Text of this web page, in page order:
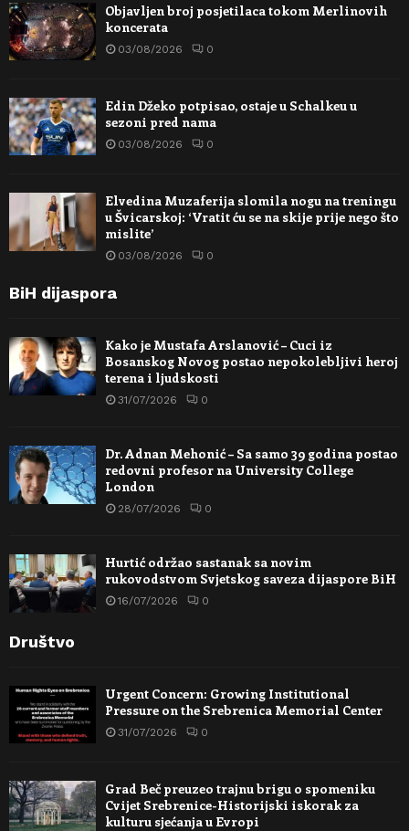
Objavljen broj posjetilaca tokom Merlinovih
koncerata
03/08/2026 0
Edin Džeko potpisao, ostaje u Schalkeu u
sezoni pred nama
03/08/2026 0
Elvedina Muzaferija slomila nogu na treningu
u Švicarskoj: ‘Vratit ću se na skije prije nego što
mislite’
03/08/2026 0
BiH dijaspora
Kako je Mustafa Arslanović – Cuci iz
Bosanskog Novog postao nepokolebljivi heroj
terena i ljudskosti
31/07/2026 0
Dr. Adnan Mehonić – Sa samo 39 godina postao
redovni profesor na University College
London
28/07/2026 0
Hurtić održao sastanak sa novim
rukovodstvom Svjetskog saveza dijaspore BiH
16/07/2026 0
Društvo
Urgent Concern: Growing Institutional
Pressure on the Srebrenica Memorial Center
31/07/2026 0
Grad Beč preuzeo trajnu brigu o spomeniku
Cvijet Srebrenice-Historijski iskorak za
kulturu sjećanja u Evropi